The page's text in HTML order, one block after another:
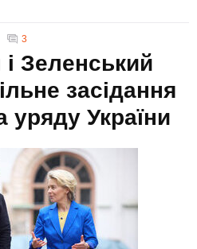
3
Зеленський
засідання
уряду України